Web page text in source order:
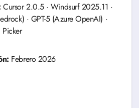
Cursor 2.0.5 · Windsurf 2025.11 ·
· GPT-5 (Azure OpenAI) ·
Febrero 2026